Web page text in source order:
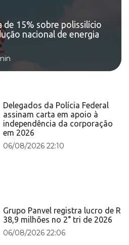
de 15% sobre polissilício
nacional de energia
Delegados da Polícia Federal
assinam carta em apoio à
independência da corporação
em 2026
06/08/2026 22:10
Grupo Panvel registra lucro de R
38,9 milhões no 2° tri de 2026
06/08/2026 22:06